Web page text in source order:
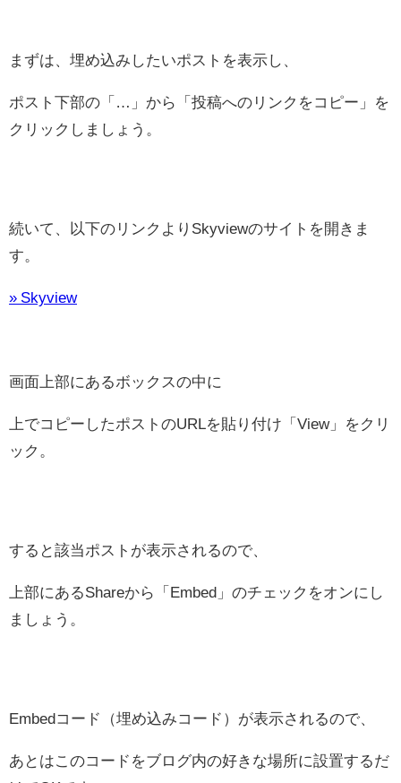
まずは、埋め込みしたいポストを表示し、
ポスト下部の「…」から「投稿へのリンクをコピー」を
クリックしましょう。
続いて、以下のリンクよりSkyviewのサイトを開きま
す。
» Skyview
画面上部にあるボックスの中に
上でコピーしたポストのURLを貼り付け「View」をクリ
ック。
すると該当ポストが表示されるので、
上部にあるShareから「Embed」のチェックをオンにし
ましょう。
Embedコード（埋め込みコード）が表示されるので、
あとはこのコードをブログ内の好きな場所に設置するだ